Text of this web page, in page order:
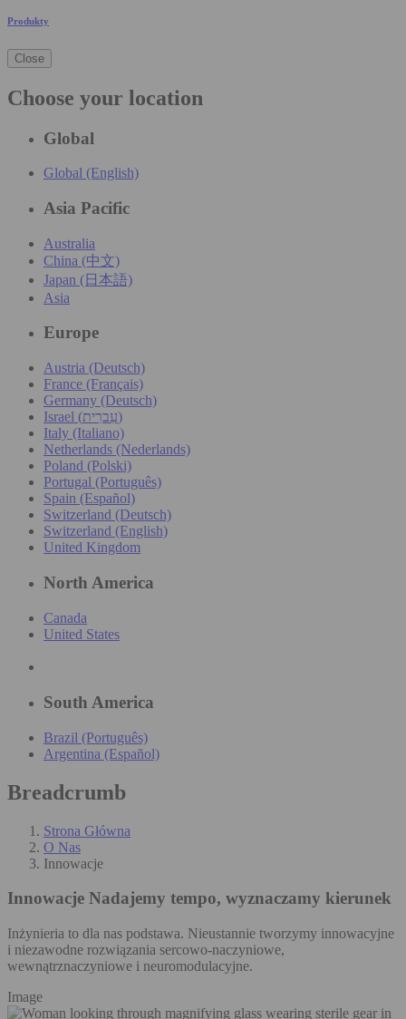
Produkty
Close
Choose your location
Global
Global (English)
Asia Pacific
Australia
China (中文)
Japan (日本語)
Asia
Europe
Austria (Deutsch)
France (Français)
Germany (Deutsch)
Israel (עִברִית)
Italy (Italiano)
Netherlands (Nederlands)
Poland (Polski)
Portugal (Português)
Spain (Español)
Switzerland (Deutsch)
Switzerland (English)
United Kingdom
North America
Canada
United States
South America
Brazil (Português)
Argentina (Español)
Breadcrumb
Strona Główna
O Nas
Innowacje
Innowacje Nadajemy tempo, wyznaczamy kierunek
Inżynieria to dla nas podstawa. Nieustannie tworzymy innowacyjne
i niezawodne rozwiązania sercowo-naczyniowe,
wewnątrznaczyniowe i neuromodulacyjne.
Image